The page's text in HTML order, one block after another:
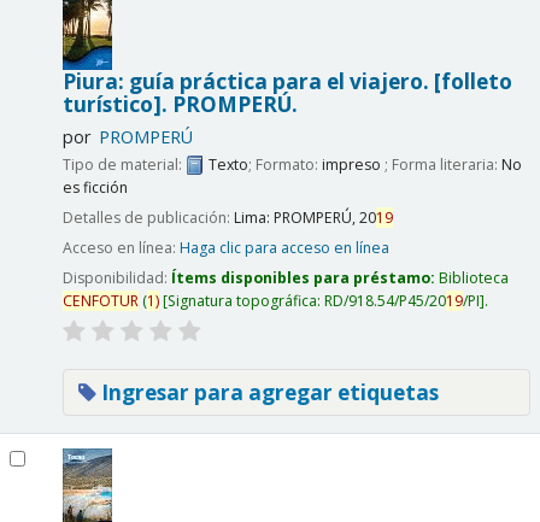
Piura: guía práctica para el viajero. [folleto
turístico]. PROMPERÚ.
por PROMPERÚ
Tipo de material: Texto; Formato: impreso ; Forma literaria: No
es ficción
Detalles de publicación: Lima: PROMPERÚ,2019
Acceso en línea: Haga clic para acceso en línea
Disponibilidad: Ítems disponibles para préstamo: Biblioteca
CENFOTUR(1) Signatura topográfica: RD/918.54/P45/2019/PI .
Ingresar para agregar etiquetas